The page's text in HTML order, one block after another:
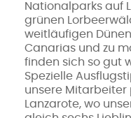
Nationalparks auf
grünen
weitläufigen
Canarias und zu
finden sich so gut
Spezielle
unsere Mitarbeiter
Lanzarote, wo